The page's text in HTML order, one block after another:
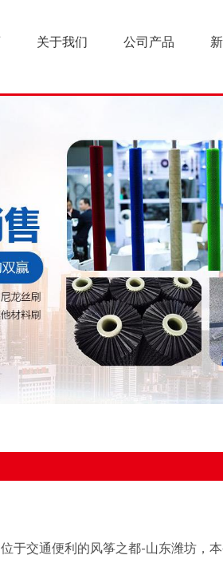
关于我们 公司产品
交通便利的风筝之都-山东潍坊，